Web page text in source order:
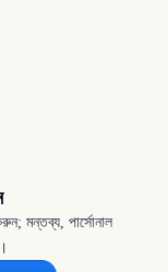
মন্তব্য, পার্সোনাল